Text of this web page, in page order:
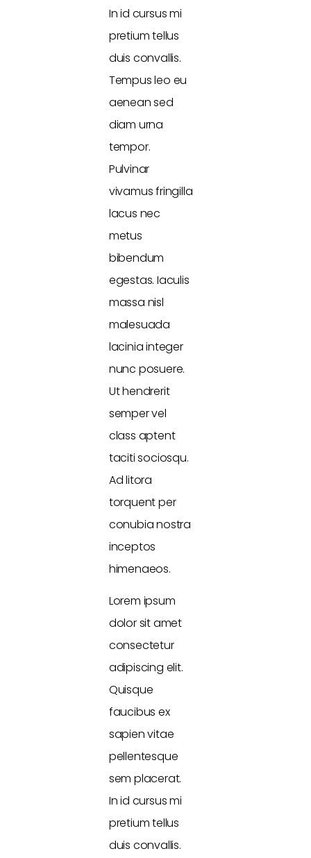
In id cursus mi
pretium tellus
duis convallis.
Tempus leo eu
aenean sed
diam urna
tempor.
Pulvinar
vivamus fringilla
lacus nec
metus
bibendum
egestas. Iaculis
massa nisl
malesuada
lacinia integer
nunc posuere.
Ut hendrerit
semper vel
class aptent
taciti sociosqu.
Ad litora
torquent per
conubia nostra
inceptos
himenaeos.
Lorem ipsum
dolor sit amet
consectetur
adipiscing elit.
Quisque
faucibus ex
sapien vitae
pellentesque
sem placerat.
In id cursus mi
pretium tellus
duis convallis.